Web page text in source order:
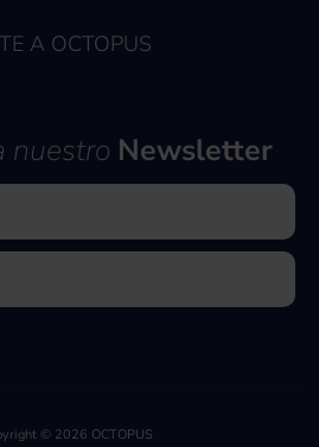
A OCTOPUS
nuestro Newsletter
© 2026 OCTOPUS